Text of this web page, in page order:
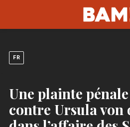
FR
Une plainte
contre Ursula von